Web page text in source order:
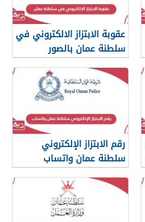
عقوبة الابتزاز الالكتروني في
سلطنة عمان بالصور
والرسائل
رقم الابتزاز الإلكتروني
سلطنة عمان واتساب